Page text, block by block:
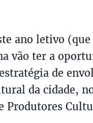
ano letivo
vão ter a
de
da cidade,
Produtores